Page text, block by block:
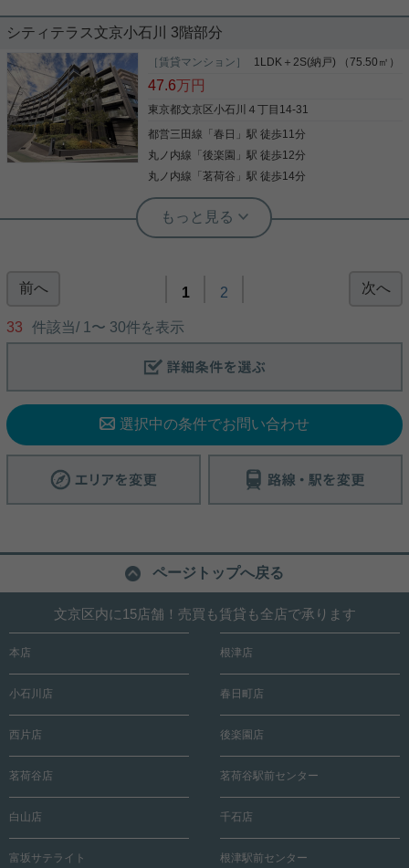
ンクローゼットあり！ 3口コンロにグリル、浴室乾
燥機に追焚機能と、 室内の設備も充実しておりま
す！ ペットの飼育もご相談可能☆ コンシェルジュも
おり、管理体制良好です！ お気軽にお問い合わせく
★ 実用春日ホーム株式会社 茗荷谷店 TEL：03-
6902-5021
写真(9)
詳細を見る
シティテラス文京小石川 3階部分
［賃貸マンション］ 1LDK＋2S(納戸) （75.50㎡）
47.6万円
東京都文京区小石川４丁目14-31
都営三田線 「春日 」駅 徒歩11分
丸ノ内線 「後楽園 」駅 徒歩12分
丸ノ内線 「茗荷谷 」駅 徒歩14分
実用春日ホーム 本店 砂子-
プレミアムな分譲賃貸★設備充実★
プレミアム分譲賃貸マンションのご紹介！ ホテルラ
す。収納も豊富でお部屋がスッキリします。 宅配ボ
ックスやオートロックもあり、セキュリティも安
駐車場サイズは要確認です。 是非お問い合わせくだ
前へ 1 2 次へ
33 件該当/ 1 〜 30件を表示
選択中の条件でお問い合わせ
ページトップへ戻る
文京区内に15店舗！売買も賃貸も全店で承ります
本店 根津店
小石川店 春日町店
西片店 後楽園店
茗荷谷店 茗荷谷駅前センター
白山店 千石店
富坂サテライト 根津駅前センター